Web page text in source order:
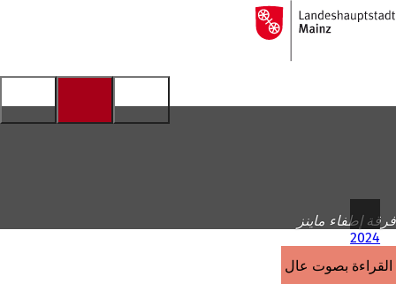
الانتقال إلى المحتوى
إلى
الصفحة
فرقة إطفاء ماينز
2024
القراءة بصوت عالٍ